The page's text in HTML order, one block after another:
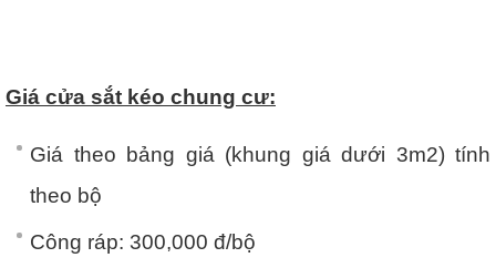
Giá cửa sắt kéo chung cư:
Giá theo bảng giá (khung giá dưới 3m2) tính
theo bộ
Công ráp: 300,000 đ/bộ